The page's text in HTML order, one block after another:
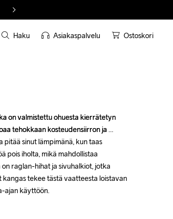
Haku Asiakaspalvelu Ostoskori
on valmistettu ohuesta kierrätetyn
tehokkaan kosteudensiirron ja
pitää sinut lämpimänä, kun taas
pois iholta, mikä mahdollistaa
raglan-hihat ja sivuhalkiot, jotka
tekee tästä vaatteesta loistavan
ajan käyttöön.
on valmistettu ohuesta kierrätetyn
tehokkaan kosteudensiirron ja
pitää sinut lämpimänä, kun taas
pois iholta, mikä mahdollistaa
raglan-hihat ja sivuhalkiot, jotka
tekee tästä vaatteesta loistavan
ajan käyttöön.